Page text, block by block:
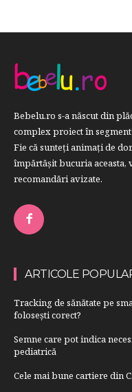
Bebelu.ro s-a născut din
complex proiect în
Fie că sunteţi animaţi de
împărtăşit bucuria
recomandări avizate.
ARTICOLE
Tracking de sănătate pe
folosești corect?
Semne care pot indica
pediatrică
Cele mai bune cartiere din